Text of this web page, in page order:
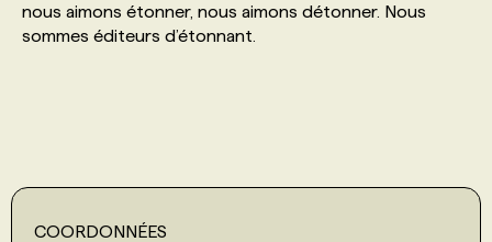
ANNONCEZ AVEC NOUS
nous aimons étonner, nous aimons détonner. Nous
sommes éditeurs d’étonnant.
COORDONNÉES